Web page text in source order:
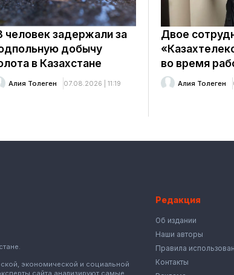
человек задержали за
добычу
в Казахстане
Алия Толеген 07.08.2026 | 11:19
Двое
во время
Алия Толеген
экономической и социальной
Редакция
Об издании
Наши авторы
Правила
Контакты